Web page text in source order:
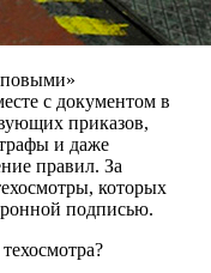
с документом в
приказов,
и даже
правил. За
которых
подписью.